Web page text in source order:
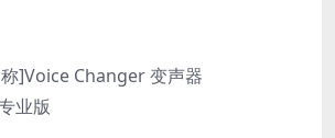
]Voice Changer 变声器
业版